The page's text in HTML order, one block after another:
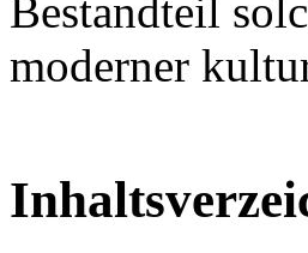
Bestandteil
moderner